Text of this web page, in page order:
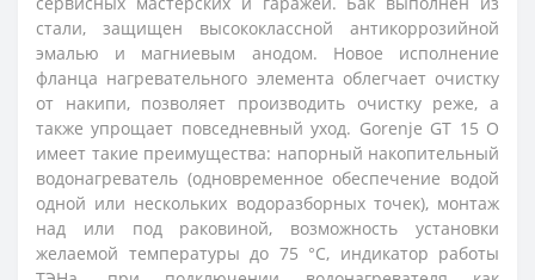
стали, защищен высококлассной антикоррозийной
эмалью и магниевым анодом. Новое исполнение
фланца нагревательного элемента облегчает очистку
от накипи, позволяет производить очистку реже, а
также упрощает повседневный уход. Gorenje GT 15 O
имеет такие преимущества: напорный накопительный
водонагреватель (одновременное обеспечение водой
одной или нескольких водоразборных точек), монтаж
над или под раковиной, возможность установки
желаемой температуры до 75 °C, индикатор работы